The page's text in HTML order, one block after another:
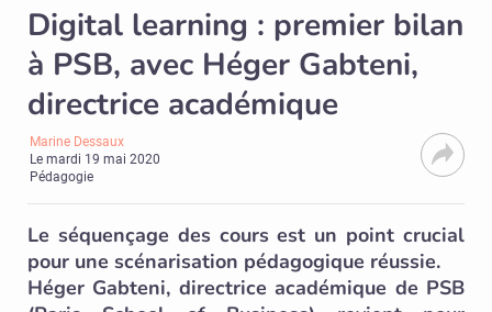
Digital learning : premier bilan
à PSB, avec Héger Gabteni,
directrice académique
Marine Dessaux
Lemardi 19 mai 2020
Pédagogie
Le séquençage des cours est un point crucial
pour une scénarisation pédagogique réussie.
Héger Gabteni, directrice académique de PSB